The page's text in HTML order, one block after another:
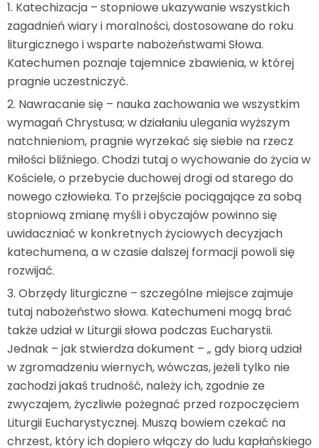
Katechizacja – stopniowe ukazywanie wszystkich
zagadnień wiary i moralności, dostosowane do roku
liturgicznego i wsparte nabożeństwami Słowa.
Katechumen poznaje tajemnice zbawienia, w której
pragnie uczestniczyć.
Nawracanie się – nauka zachowania we wszystkim
wymagań Chrystusa; w działaniu ulegania wyższym
natchnieniom, pragnie wyrzekać się siebie na rzecz
miłości bliźniego. Chodzi tutaj o wychowanie do życia w
Kościele, o przebycie duchowej drogi od starego do
nowego człowieka. To przejście pociągające za sobą
stopniową zmianę myśli i obyczajów powinno się
uwidaczniać w konkretnych życiowych decyzjach
katechumena, a w czasie dalszej formacji powoli się
rozwijać.
Obrzędy liturgiczne – szczególne miejsce zajmuje
tutaj nabożeństwo słowa. Katechumeni mogą brać
także udział w Liturgii słowa podczas Eucharystii.
Jednak – jak stwierdza dokument – „ gdy biorą udział
w zgromadzeniu wiernych, wówczas, jeżeli tylko nie
zachodzi jakaś trudność, należy ich, zgodnie ze
zwyczajem, życzliwie pożegnać przed rozpoczęciem
Liturgii Eucharystycznej. Muszą bowiem czekać na
chrzest, który ich dopiero włączy do ludu kapłańskiego